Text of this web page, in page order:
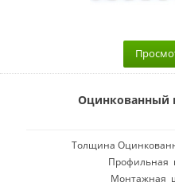
Оцинкованный
Толщина
Профильная
Монтажная